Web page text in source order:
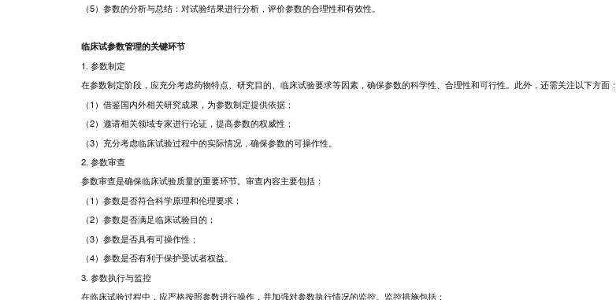
（5）参数的分析与总结：对试验结果进行分析，评价参数的合理性和有效性。
临床试参数管理的关键环节
1. 参数制定
在参数制定阶段，应充分考虑药物特点、研究目的、临床试验要求等因素，确保参数的科学性、合理性和可行性。此外，还需关注以下方面：
（1）借鉴国内外相关研究成果，为参数制定提供依据；
（2）邀请相关领域专家进行论证，提高参数的权威性；
（3）充分考虑临床试验过程中的实际情况，确保参数的可操作性。
2. 参数审查
参数审查是确保临床试验质量的重要环节。审查内容主要包括：
（1）参数是否符合科学原理和伦理要求；
（2）参数是否满足临床试验目的；
（3）参数是否具有可操作性；
（4）参数是否有利于保护受试者权益。
3. 参数执行与监控
在临床试验过程中，应严格按照参数进行操作，并加强对参数执行情况的监控。监控措施包括：